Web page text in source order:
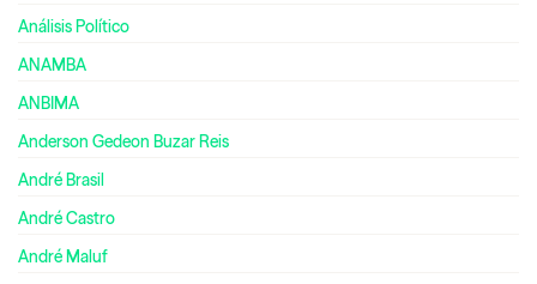
Análisis Político
ANAMBA
ANBIMA
Anderson Gedeon Buzar Reis
André Brasil
André Castro
André Maluf